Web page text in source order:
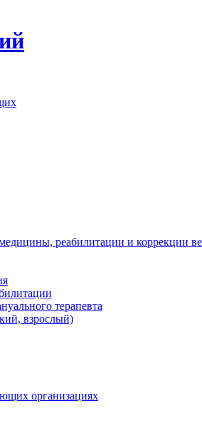
реабилитации и коррекции
терапевта
взрослый)
организациях